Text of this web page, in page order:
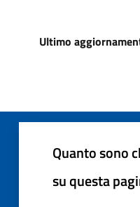
Ultimo
Quanto sono
su questa